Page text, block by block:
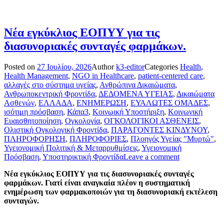
Νέα εγκύκλιος ΕΟΠΥΥ για τις
διασυνοριακές συνταγές φαρμάκων.
Posted on 27 Ιουλίου, 2026Authork3-editorCategories Health,
Health Management, NGO in Healthcare, patient-centered care,
αλλαγές στο σύστημα υγείας, Ανθρώπινα Δικαιώματα,
Ανθρωποκεντρική Φροντίδα, ΔΕΔΟΜΕΝΑ ΥΓΕΙΑΣ, Δικαιώματα
Ασθενών, ΕΛΛΑΔΑ, ΕΝΗΜΕΡΩΣΗ, ΕΥΑΛΩΤΕΣ ΟΜΑΔΕΣ,
ισότιμη πρόσβαση, Κάπα3, Κοινωική Υποστήριξη, Κοινωνική
Ευαισθητοποίηση, Ογκολογία, ΟΓΚΟΛΟΓΙΚΟΙ ΑΣΘΕΝΕΙΣ,
Ολιστική Ογκολογική Φροντίδα, ΠΑΡΑΓΟΝΤΕΣ ΚΙΝΔΥΝΟΥ,
ΠΛΗΡΟΦΟΡΗΣΗ, ΠΛΗΡΟΦΟΡΙΕΣ, Πλοηγός Υγείας "Μυρτώ",
Υγειονομική Πολιτική & Μεταρρυθμίσεις, Υγειονομική
Πρόσβαση, Υποστηρικτική ΦροντίδαLeave a comment
Νέα εγκύκλιος ΕΟΠΥΥ για τις διασυνοριακές συνταγές
φαρμάκων. Γιατί είναι αναγκαία πλέον η συστηματική
ενημέρωση των φαρμακοποιών για τη διασυνοριακή εκτέλεση
συνταγών.